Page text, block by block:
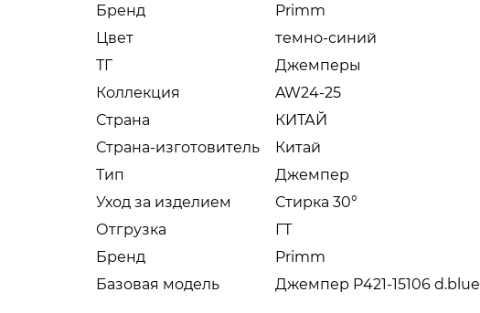
Бренд
Primm
Цвет
темно-синий
ТГ
Джемперы
Коллекция
AW24-25
Страна
КИТАЙ
Страна-изготовитель
Китай
Тип
Джемпер
Уход за изделием
Стирка 30°
Отгрузка
ГТ
Бренд
Primm
Базовая модель
Джемпер P421-15106 d.blue